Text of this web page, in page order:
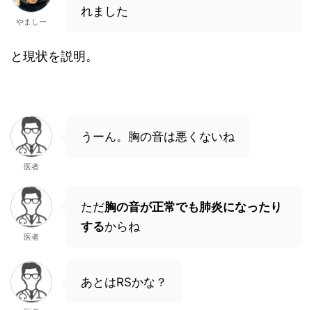
やましー
れました
と現状を説明。
医者
うーん。胸の音は悪くないね
医者
ただ胸の音が正常でも肺炎になったり
するからね
あとはRSかな？